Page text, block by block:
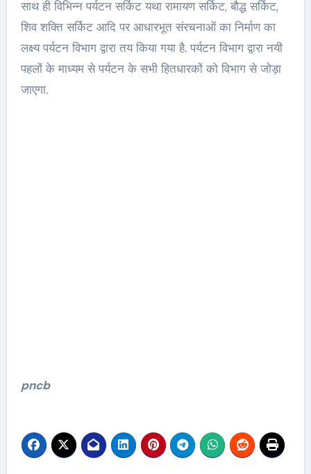
साथ ही विभिन्न पर्यटन सर्किट यथा रामायण सर्किट, बौद्ध सर्किट,
शिव शक्ति सर्किट आदि पर आधारभूत संरचनाओं का निर्माण का
लक्ष्य पर्यटन विभाग द्वारा तय किया गया है. पर्यटन विभाग द्वारा नयी
पहलों के माध्यम से पर्यटन के सभी हितधारकों को विभाग से जोड़ा
जाएगा.
pncb